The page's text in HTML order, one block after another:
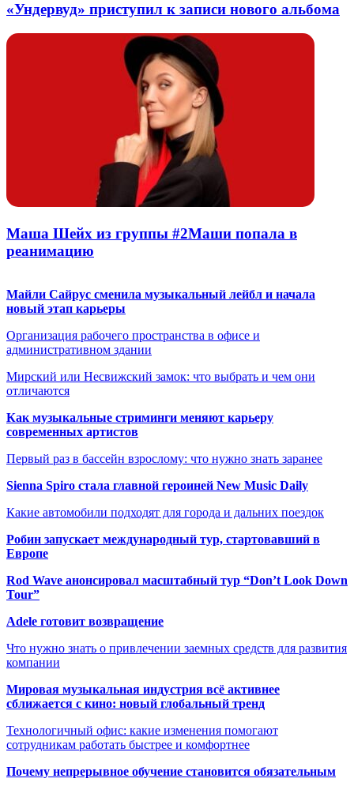
«Ундервуд» приступил к записи нового альбома
Маша Шейх из группы #2Маши попала в
реанимацию
Майли Сайрус сменила музыкальный лейбл и начала
новый этап карьеры
Организация рабочего пространства в офисе и
административном здании
Мирский или Несвижский замок: что выбрать и чем они
отличаются
Как музыкальные стриминги меняют карьеру
современных артистов
Первый раз в бассейн взрослому: что нужно знать заранее
Sienna Spiro стала главной героиней New Music Daily
Какие автомобили подходят для города и дальних поездок
Робин запускает международный тур, стартовавший в
Европе
Rod Wave анонсировал масштабный тур “Don’t Look Down
Tour”
Adele готовит возвращение
Что нужно знать о привлечении заемных средств для развития
компании
Мировая музыкальная индустрия всё активнее
сближается с кино: новый глобальный тренд
Технологичный офис: какие изменения помогают
сотрудникам работать быстрее и комфортнее
Почему непрерывное обучение становится обязательным